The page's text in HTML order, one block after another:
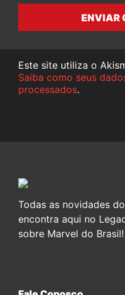
ENVIAR
Este site utiliza o
Saiba como seus
processados.
Todas as novidades
encontra aqui no
sobre Marvel do Brasil!